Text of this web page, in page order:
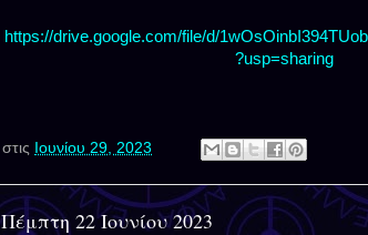
https://drive.google.com/file/d/
?usp=sharing
στις Ιουνίου 29, 2023
Πέμπτη 22 Ιουνίου 2023